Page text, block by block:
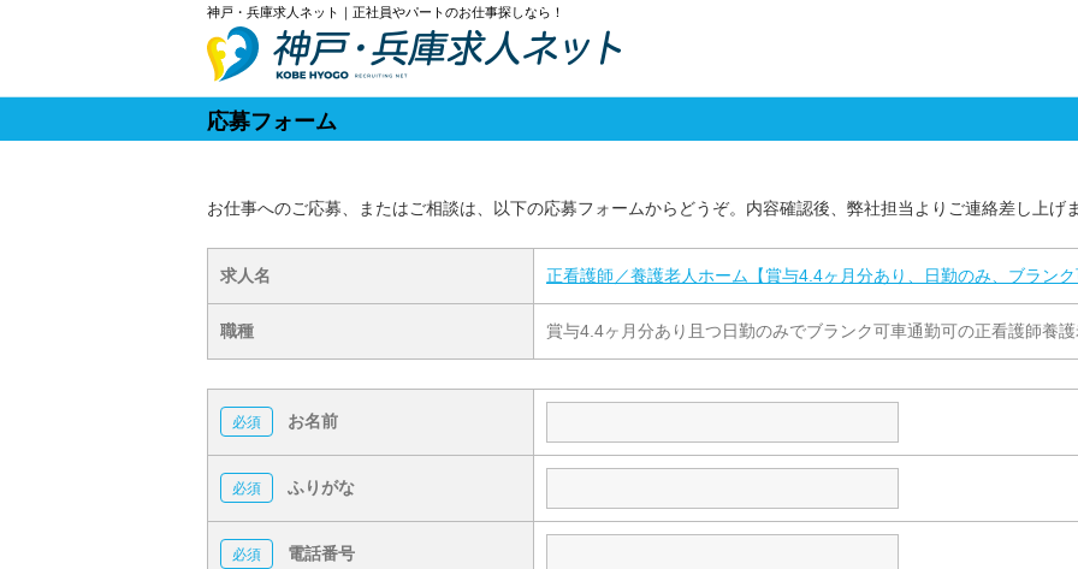
神戸・兵庫求人ネット｜正社員やパートのお仕事探しなら！
応募フォーム
お仕事へのご応募、またはご相談は、以下の応募フォームからどうぞ。内容確認後、弊社担当よりご連絡差し上げま
求人名 正看護師／養護老人ホーム【賞与4.4ヶ月分あり、日勤のみ、ブランク
職種 賞与4.4ヶ月分あり且つ日勤のみでブランク可車通勤可の正看護師養
お名前
ふりがな
電話番号